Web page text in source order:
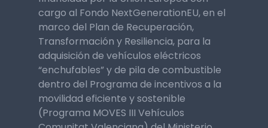
cargo al Fondo NextGenerationEU, en el
marco del Plan de Recuperación,
Transformación y Resiliencia, para la
adquisición de vehículos eléctricos
“enchufables” y de pila de combustible
dentro del Programa de incentivos a la
movilidad eficiente y sostenible
(Programa MOVES III Vehículos